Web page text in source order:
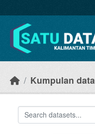
Kumpulan data